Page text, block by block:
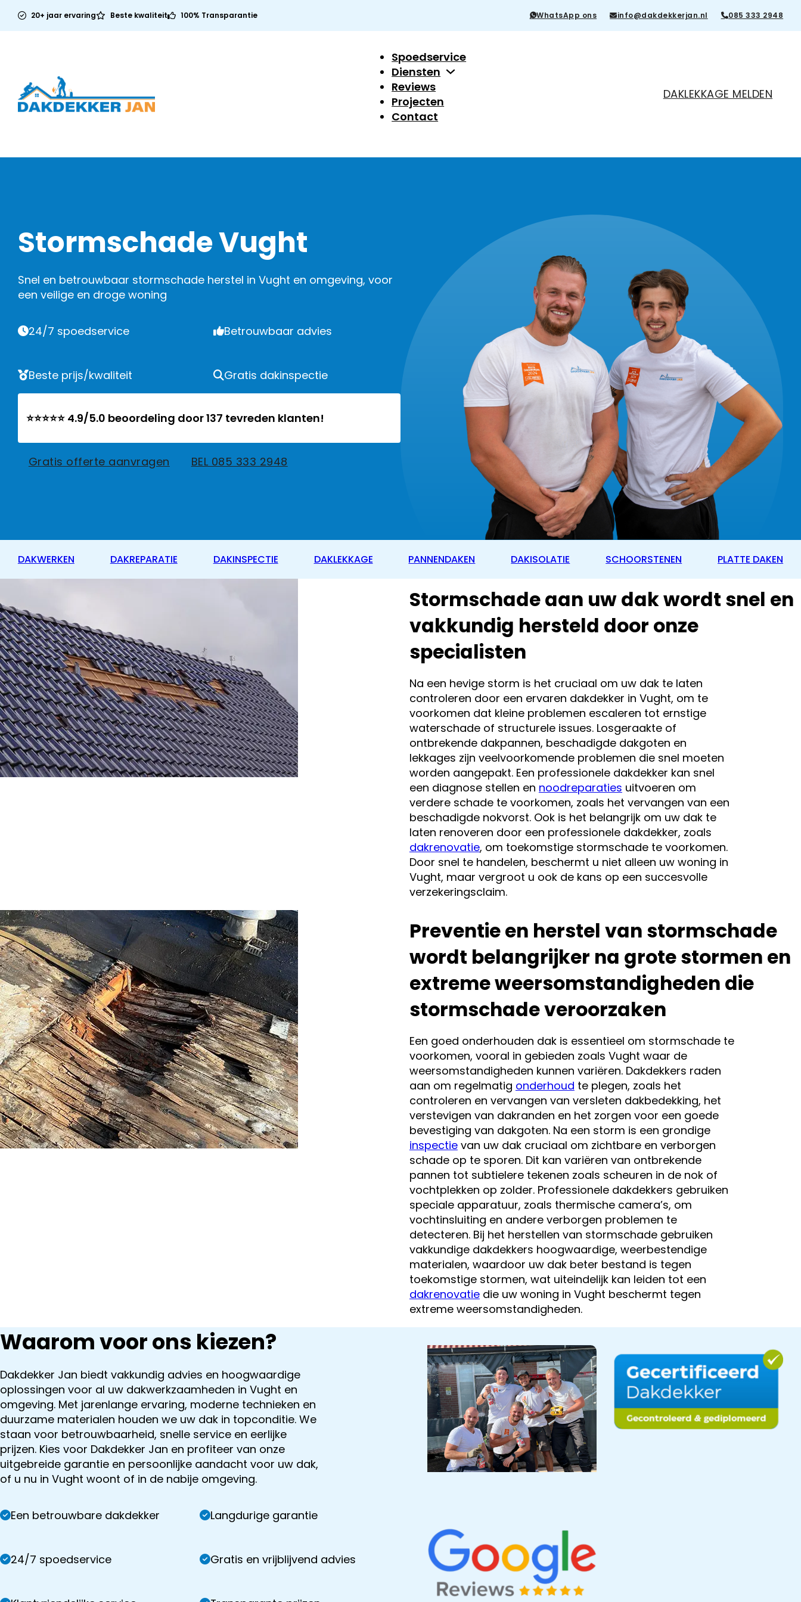
20+ jaar ervaring Beste kwaliteit 100% Transparantie WhatsApp ons info@dakdekkerjan.nl 085 333 2948
Spoedservice
Diensten
Reviews
Projecten
Contact
DAKLEKKAGE MELDEN
Stormschade Vught
Snel en betrouwbaar stormschade herstel in Vught en omgeving, voor
een veilige en droge woning
24/7 spoedservice Betrouwbaar advies
Beste prijs/kwaliteit Gratis dakinspectie
⭐⭐⭐⭐⭐ 4.9/5.0 beoordeling door 137 tevreden klanten!
Gratis offerte aanvragen BEL 085 333 2948
DAKWERKEN DAKREPARATIE DAKINSPECTIE DAKLEKKAGE PANNENDAKEN DAKISOLATIE SCHOORSTENEN PLATTE DAKEN
Stormschade aan uw dak wordt snel en
vakkundig hersteld door onze
specialisten
Na een hevige storm is het cruciaal om uw dak te laten
controleren door een ervaren dakdekker in Vught, om te
voorkomen dat kleine problemen escaleren tot ernstige
waterschade of structurele issues. Losgeraakte of
ontbrekende dakpannen, beschadigde dakgoten en
lekkages zijn veelvoorkomende problemen die snel moeten
worden aangepakt. Een professionele dakdekker kan snel
een diagnose stellen en noodreparaties uitvoeren om
verdere schade te voorkomen, zoals het vervangen van een
beschadigde nokvorst. Ook is het belangrijk om uw dak te
laten renoveren door een professionele dakdekker, zoals
dakrenovatie, om toekomstige stormschade te voorkomen.
Door snel te handelen, beschermt u niet alleen uw woning in
Vught, maar vergroot u ook de kans op een succesvolle
verzekeringsclaim.
Preventie en herstel van stormschade
wordt belangrijker na grote stormen en
extreme weersomstandigheden die
stormschade veroorzaken
Een goed onderhouden dak is essentieel om stormschade te
voorkomen, vooral in gebieden zoals Vught waar de
weersomstandigheden kunnen variëren. Dakdekkers raden
aan om regelmatig onderhoud te plegen, zoals het
controleren en vervangen van versleten dakbedekking, het
verstevigen van dakranden en het zorgen voor een goede
bevestiging van dakgoten. Na een storm is een grondige
inspectievan uw dak cruciaal om zichtbare en verborgen
schade op te sporen. Dit kan variëren van ontbrekende
pannen tot subtielere tekenen zoals scheuren in de nok of
vochtplekken op zolder. Professionele dakdekkers gebruiken
speciale apparatuur, zoals thermische camera’s, om
vochtinsluiting en andere verborgen problemen te
detecteren. Bij het herstellen van stormschade gebruiken
vakkundige dakdekkers hoogwaardige, weerbestendige
materialen, waardoor uw dak beter bestand is tegen
toekomstige stormen, wat uiteindelijk kan leiden tot een
dakrenovatiedie uw woning in Vught beschermt tegen
extreme weersomstandigheden.
Waarom voor ons kiezen?
Dakdekker Jan biedt vakkundig advies en hoogwaardige
oplossingen voor al uw dakwerkzaamheden in Vught en
omgeving. Met jarenlange ervaring, moderne technieken en
duurzame materialen houden we uw dak in topconditie. We
staan voor betrouwbaarheid, snelle service en eerlijke
prijzen. Kies voor Dakdekker Jan en profiteer van onze
uitgebreide garantie en persoonlijke aandacht voor uw dak,
of u nu in Vught woont of in de nabije omgeving.
Een betrouwbare dakdekker Langdurige garantie
24/7 spoedservice Gratis en vrijblijvend advies